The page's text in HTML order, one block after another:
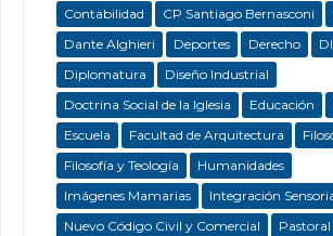
Contabilidad
CP Santiago Bernasconi
Dante Alghieri
Deportes Derecho
DI
Diplomatura
Diseño Industrial
Doctrina Social de la Iglesia
Educación
Escuela
Facultad de Arquitectura
Filosofía y Teología
Humanidades
Imágenes Mamarias
Integración
Nuevo Código Civil y Comercial
Pastoral